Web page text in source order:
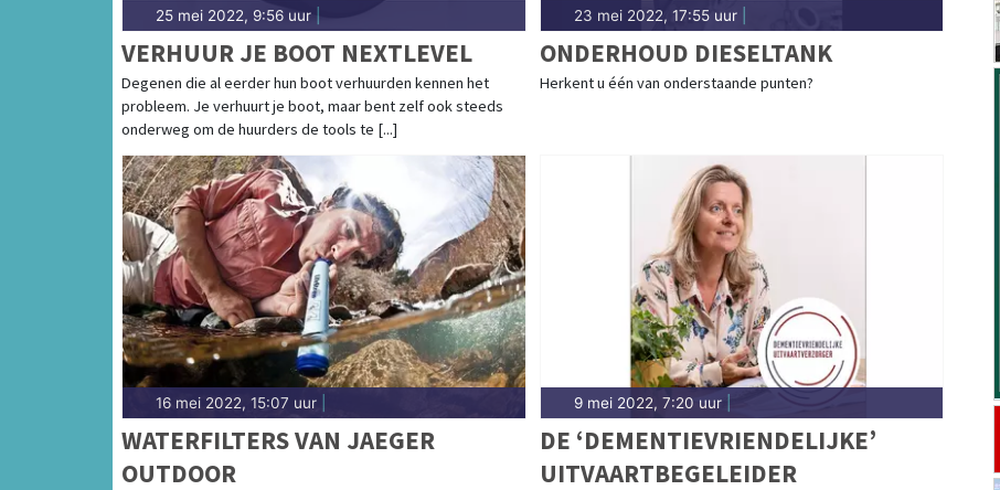
25 mei 2022, 9:56 uur
VERHUUR JE BOOT NEXTLEVEL
Degenen die al eerder hun boot verhuurden kennen het
probleem. Je verhuurt je boot, maar bent zelf ook steeds
onderweg om de huurders de tools te [...]
23 mei 2022, 17:55 uur|
ONDERHOUD DIESELTANK
Herkent u één van onderstaande punten?
16 mei 2022, 15:07 uur
WATERFILTERS VAN JAEGER
OUTDOOR
9 mei 2022, 7:20 uur|
DE ‘DEMENTIEVRIENDELIJKE’
UITVAARTBEGELEIDER